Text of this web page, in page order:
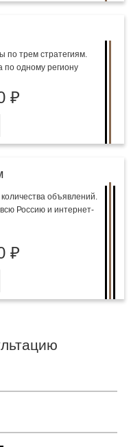
по трем стратегиям.
по одному региону
₽
объявлений.
Россию и интернет-
₽